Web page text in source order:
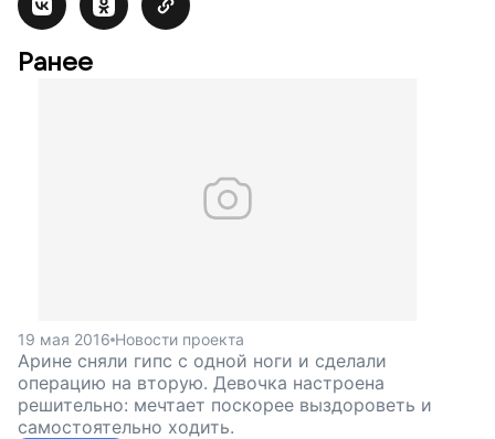
Ранее
19 мая 2016 Новости проекта
Арине сняли гипс с одной ноги и сделали
операцию на вторую. Девочка настроена
решительно: мечтает поскорее выздороветь и
самостоятельно ходить.